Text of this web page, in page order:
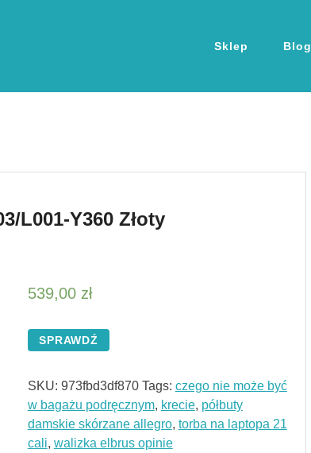
Sklep Blog
L001-Y360 Złoty
539,00 zł
SPRAWDŹ
SKU: 973fbd3df870 Tags: czego nie może być
w bagażu podręcznym, krecie, półbuty
damskie skórzane allegro, torba na laptopa 21
cali, walizka elbrus opinie